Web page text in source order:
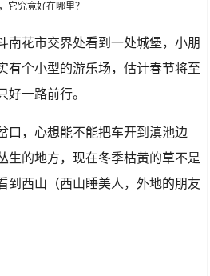
南花市交界处看到一处城堡，小朋
有个小型的游乐场，估计春节将至
一路前行。
口，心想能不能把车开到滇池边
生的地方，现在冬季枯黄的草不是
到西山（西山睡美人，外地的朋友